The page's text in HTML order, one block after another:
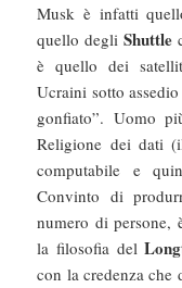
Musk è infatti
quello degliShuttle
è quello dei
Ucraini sotto
gonfiato”. Uomo
Religione dei dati
computabile e
Convinto di
numero di persone,
la filosofia del
con la credenza